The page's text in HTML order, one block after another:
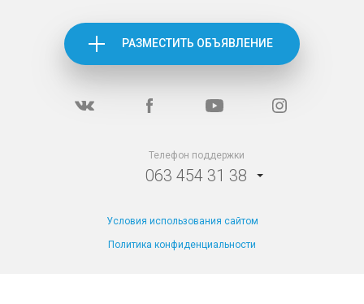
РАЗМЕСТИТЬ ОБЪЯВЛЕНИЕ
Телефон поддержки
063 454 31 38
Условия использования сайтом
Политика конфиденциальности